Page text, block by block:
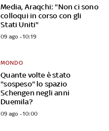
Media, Araqchi: "Non ci sono
colloqui in corso con gli
Stati Uniti"
09 ago - 10:19
Quante volte è stato
"sospeso" lo spazio
Schengen negli anni
Duemila?
MONDO
09 ago - 10:00